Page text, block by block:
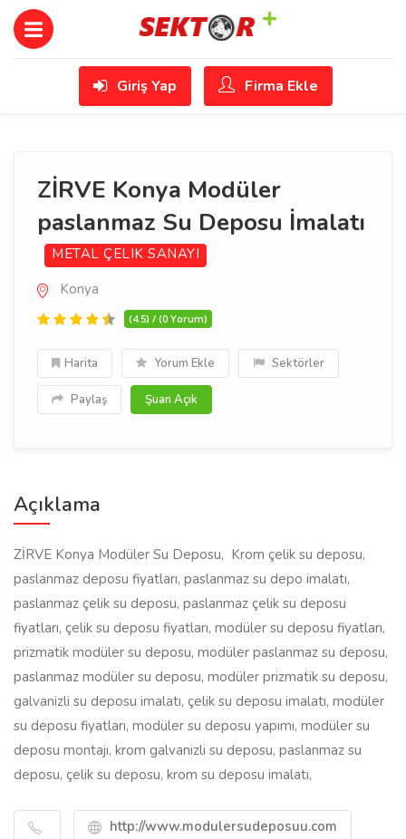
Giriş Yap Firma Ekle
ZİRVE Konya Modüler
paslanmaz Su Deposu İmalatı
METAL ÇELIK SANAYI
Konya
(4.5) / (0 Yorum)
Harita Yorum Ekle Sektörler
Paylaş Şuan Açık
Açıklama
ZİRVE Konya Modüler Su Deposu, Krom çelik su deposu,
paslanmaz deposu fiyatları, paslanmaz su depo imalatı,
paslanmaz çelik su deposu, paslanmaz çelik su deposu
fiyatları, çelik su deposu fiyatları, modüler su deposu fiyatları,
prizmatik modüler su deposu, modüler paslanmaz su deposu,
paslanmaz modüler su deposu, modüler prizmatik su deposu,
galvanizli su deposu imalatı, çelik su deposu imalatı, modüler
su deposu fiyatları, modüler su deposu yapımı, modüler su
deposu montajı, krom galvanizli su deposu, paslanmaz su
deposu, çelik su deposu, krom su deposu imalatı,
http://www.modulersudeposuu.com